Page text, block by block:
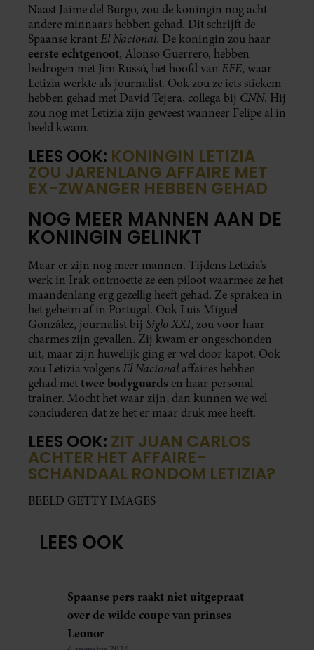
Naast Jaime del Burgo, zou de koningin nog acht
andere minnaars hebben gehad. Dit schrijft de
Spaanse krantEl Nacional. De koningin zou haar
eerste echtgenoot, Alonso Guerrero, hebben
bedrogen met Jim Russó, het hoofd van EFE, waar
Letizia werkte als journalist. Ook zou ze iets stiekem
hebben gehad met David Tejera, collega bij CNN. Hij
zou nog met Letizia zijn geweest wanneer Felipe al in
beeld kwam.
LEES OOK: KONINGIN LETIZIA
ZOU JARENLANG AFFAIRE MET
EX-ZWANGER HEBBEN GEHAD
NOG MEER MANNEN AAN DE
KONINGIN GELINKT
Maar er zijn nog meer mannen. Tijdens Letizia’s
werk in Irak ontmoette ze een piloot waarmee ze het
maandenlang erg gezellig heeft gehad. Ze spraken in
het geheim af in Portugal. Ook Luis Miguel
González, journalist bij Siglo XXI, zou voor haar
charmes zijn gevallen. Zij kwam er ongeschonden
uit, maar zijn huwelijk ging er wel door kapot. Ook
zou Letizia volgensEl Nacionalaffaires hebben
gehad mettwee bodyguards en haar personal
trainer. Mocht het waar zijn, dan kunnen we wel
concluderen dat ze het er maar druk mee heeft.
LEES OOK: ZIT JUAN CARLOS
ACHTER HET AFFAIRE-
SCHANDAAL RONDOM LETIZIA?
BEELD GETTY IMAGES
LEES OOK
Spaanse pers raakt niet uitgepraat
over de wilde coupe van prinses
Leonor